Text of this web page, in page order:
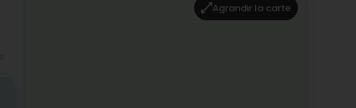
Agrandir la carte